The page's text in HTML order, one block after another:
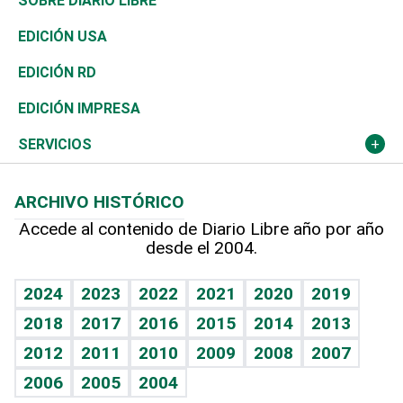
Reportajes
África
Ocenanía
Caribe
Resto del mundo
Vivienda
Telecom.
Global y variable
Economía personal
Buena Vida
Sociales
Novedades
Podcast Arte Libre
Hablando con el pediatra
Vida y familia
Eñe
Celebrando la vida
Sin complejos
Ciclismo
Tenis
Olimpismo
Más deportes
TBT Deportivo
En Directo
El Espía
Noticiero Poteleche
Columnistas
Más firmas
Tecnología
Historia
Martes de tecnología
Cambio climático
Economía
Revista
Deportes
Opinión
Hecho en casa
Guía del dinero
EDICIÓN USA
EDICIÓN RD
EDICIÓN IMPRESA
SERVICIOS
Cumpleaños
Horóscopos
Crucigramas
ARCHIVO HISTÓRICO
Accede al contenido de Diario Libre año por año
desde el 2004.
2024 2023 2022 2021 2020
2019
2018
2017 2016 2015 2014
2013
2012
2011 2010 2009 2008
2007
2006
2005 2004